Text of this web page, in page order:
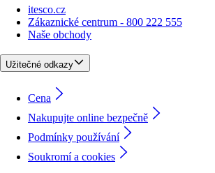
itesco.cz
Zákaznické centrum - 800 222 555
Naše obchody
Užitečné odkazy
Cena
Nakupujte online bezpečně
Podmínky používání
Soukromí a cookies